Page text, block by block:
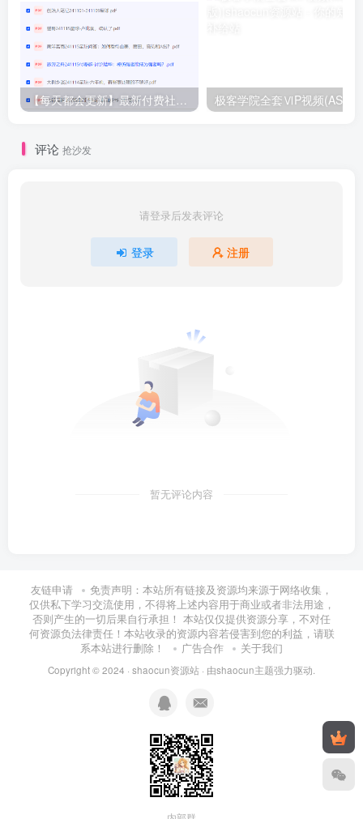
【每天都会更新】最新付费社群公众号文章 极客学院全套ⅥP视频(AS版)
评论 抢沙发
请登录后发表评论
登录 注册
暂无评论内容
友链申请
免责声明：本站所有链接及资源均来源于网络收集，
仅供私下学习交流使用，不得将上述内容用于商业或者非法用途，
否则产生的一切后果自行承担！ 本站仅仅提供资源分享，不对任
何资源负法律责任！本站收录的资源内容若侵害到您的利益，请联
系本站进行删除！
广告合作 关于我们
Copyright © 2024 · shaocun资源站 · 由shaocun主题强力驱动.